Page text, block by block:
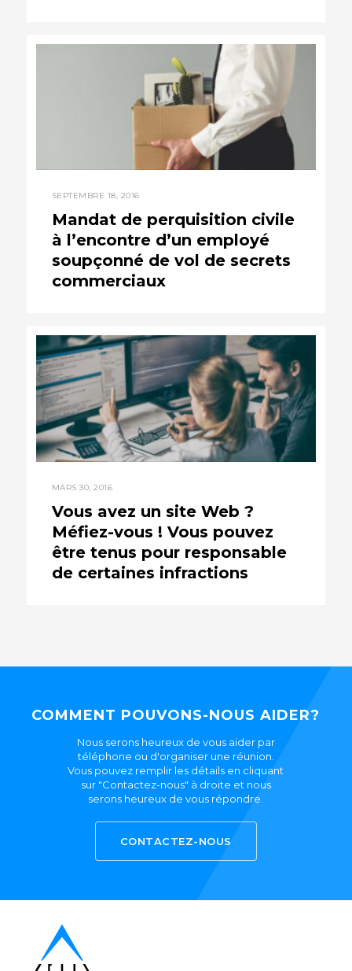
SEPTEMBRE 18, 2016
Mandat de perquisition civile
à l’encontre d’un employé
soupçonné de vol de secrets
commerciaux
MARS 30, 2016
Vous avez un site Web ?
Méfiez-vous ! Vous pouvez
être tenus pour responsable
de certaines infractions
COMMENT POUVONS-NOUS AIDER?
Nous serons heureux de vous aider par
téléphone ou d'organiser une réunion.
Vous pouvez remplir les détails en cliquant
sur "Contactez-nous" à droite et nous
serons heureux de vous répondre.
CONTACTEZ-NOUS